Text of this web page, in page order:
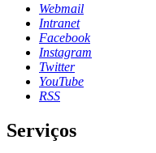
Webmail
Intranet
Facebook
Instagram
Twitter
YouTube
RSS
Serviços